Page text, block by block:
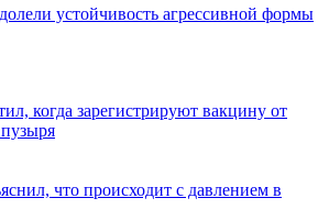
устойчивость агрессивной формы
когда зарегистрируют вакцину от
что происходит с давлением в